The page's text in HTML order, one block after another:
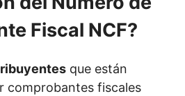
Fiscal NCF?
que están
comprobantes fiscales